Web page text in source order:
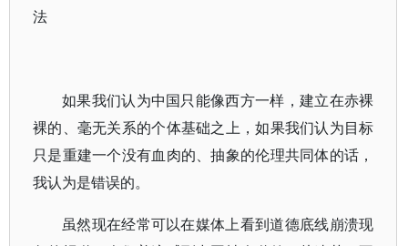
法
如果我们认为中国只能像西方一样，建立在赤裸
裸的、毫无关系的个体基础之上，如果我们认为目标
只是重建一个没有血肉的、抽象的伦理共同体的话，
我认为是错误的。
虽然现在经常可以在媒体上看到道德底线崩溃现